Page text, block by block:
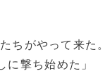
ちがやって来た
撃ち始めた」